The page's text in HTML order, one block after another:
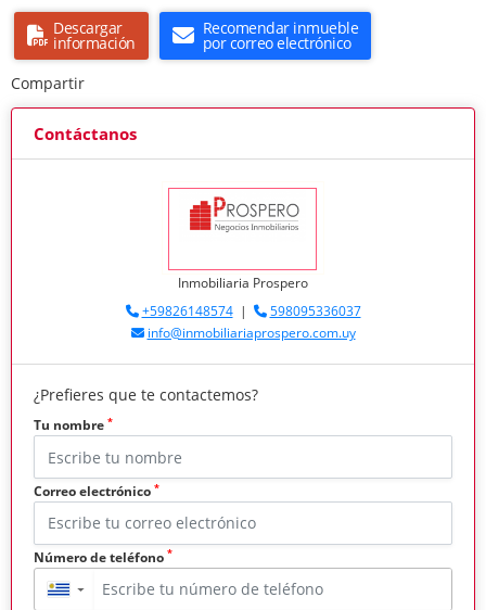
Descargar
información
Recomendar inmueble
por correo electrónico
Compartir
Contáctanos
Inmobiliaria Prospero
+59826148574|
598095336037
info@inmobiliariaprospero.com.uy
¿Prefieres que te contactemos?
Tu nombre *
Correo electrónico *
Número de teléfono *
▼